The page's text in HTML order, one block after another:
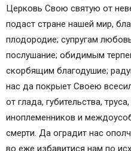
Церковь Свою святую от
подаст стране нашей мир,
плодородие; супругам
послушание; обидимым
скорбящим благодушие;
нас да покрыет Своею
от глада, губительства,
иноплеменников и
смерти. Да оградит нас
во еже избавитися нам по